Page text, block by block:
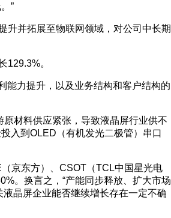
”
升并拓展至物联网领域，对公司中长期
129.3%。
能力提升，以及业务结构和客户结构的
材料供应紧张，导致液晶屏行业供不
入到OLED（有机发光二极管）串口
京东方）、CSOT（TCL中国星光电
。换言之，“产能同步释放、扩大市场
晶屏企业能否继续增长存在一定不确